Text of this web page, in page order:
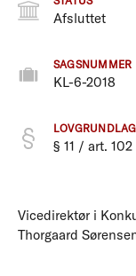
Afsluttet
SAGSNUMMER
KL-6-2018
LOVGRUNDLAG
§ 11 / art.
Vicedirektør i
Thorgaard